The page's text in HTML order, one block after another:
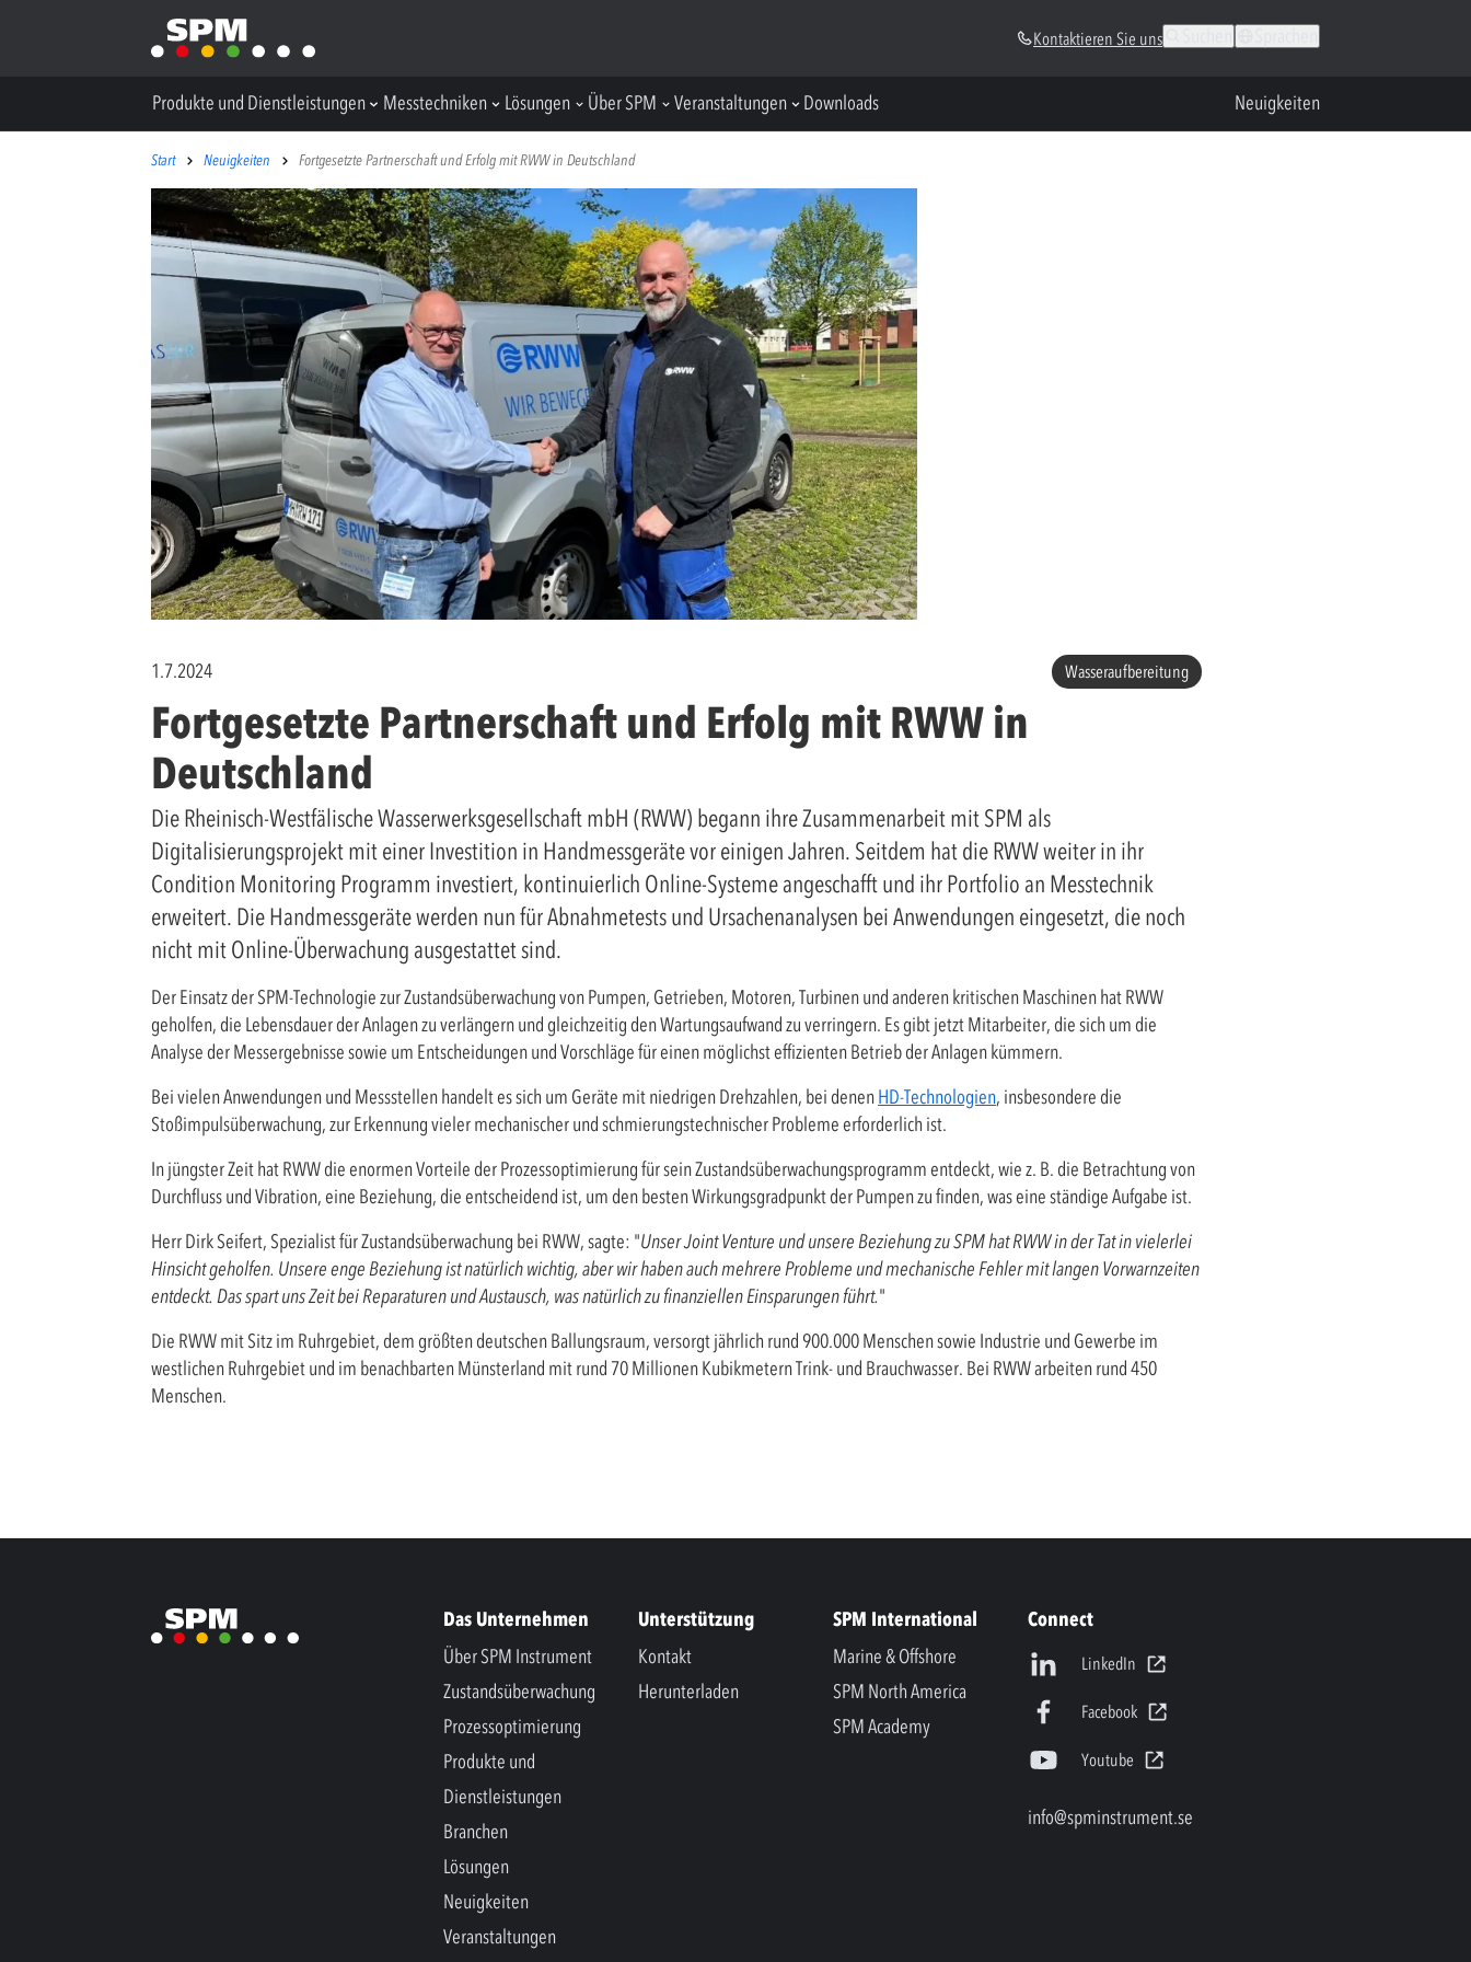
Kontaktieren Sie uns
Produkte und Dienstleistungen Messtechniken Lösungen Über SPM Veranstaltungen Downloads Neuigkeiten
Start Neuigkeiten Fortgesetzte Partnerschaft und Erfolg mit RWW in Deutschland
1.7.2024 Wasseraufbereitung
Fortgesetzte Partnerschaft und Erfolg mit RWW in
Deutschland
Die Rheinisch-Westfälische Wasserwerksgesellschaft mbH (RWW) begann ihre Zusammenarbeit mit SPM als
Digitalisierungsprojekt mit einer Investition in Handmessgeräte vor einigen Jahren. Seitdem hat die RWW weiter in ihr
Condition Monitoring Programm investiert, kontinuierlich Online-Systeme angeschafft und ihr Portfolio an Messtechnik
erweitert. Die Handmessgeräte werden nun für Abnahmetests und Ursachenanalysen bei Anwendungen eingesetzt, die noch
nicht mit Online-Überwachung ausgestattet sind.
Der Einsatz der SPM-Technologie zur Zustandsüberwachung von Pumpen, Getrieben, Motoren, Turbinen und anderen kritischen Maschinen hat RWW
geholfen, die Lebensdauer der Anlagen zu verlängern und gleichzeitig den Wartungsaufwand zu verringern. Es gibt jetzt Mitarbeiter, die sich um die
Analyse der Messergebnisse sowie um Entscheidungen und Vorschläge für einen möglichst effizienten Betrieb der Anlagen kümmern.
Bei vielen Anwendungen und Messstellen handelt es sich um Geräte mit niedrigen Drehzahlen, bei denenHD-Technologien, insbesondere die
Stoßimpulsüberwachung, zur Erkennung vieler mechanischer und schmierungstechnischer Probleme erforderlich ist.
In jüngster Zeit hat RWW die enormen Vorteile der Prozessoptimierung für sein Zustandsüberwachungsprogramm entdeckt, wie z. B. die Betrachtung von
Durchfluss und Vibration, eine Beziehung, die entscheidend ist, um den besten Wirkungsgradpunkt der Pumpen zu finden, was eine ständige Aufgabe ist.
Herr Dirk Seifert, Spezialist für Zustandsüberwachung bei RWW, sagte: "Unser Joint Venture und unsere Beziehung zu SPM hat RWW in der Tat in vielerlei
Hinsicht geholfen. Unsere enge Beziehung ist natürlich wichtig, aber wir haben auch mehrere Probleme und mechanische Fehler mit langen Vorwarnzeiten
entdeckt. Das spart uns Zeit bei Reparaturen und Austausch, was natürlich zu finanziellen Einsparungen führt."
Die RWW mit Sitz im Ruhrgebiet, dem größten deutschen Ballungsraum, versorgt jährlich rund 900.000 Menschen sowie Industrie und Gewerbe im
westlichen Ruhrgebiet und im benachbarten Münsterland mit rund 70 Millionen Kubikmetern Trink- und Brauchwasser. Bei RWW arbeiten rund 450
Menschen.
Das Unternehmen
Über SPM Instrument
Zustandsüberwachung
Prozessoptimierung
Produkte und
Dienstleistungen
Branchen
Lösungen
Neuigkeiten
Veranstaltungen
Unterstützung
Kontakt
Herunterladen
SPM International
Marine & Offshore
SPM North America
SPM Academy
Connect
LinkedIn
Facebook
Youtube
info@spminstrument.se